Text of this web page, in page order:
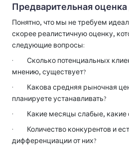
Предварительная
Понятно, что мы не требуем
скорее реалистичную оценку,
следующие вопросы:
· Сколько потенциальных
мнению, существует?
· Какова средняя рыночная
планируете устанавливать?
· Какие месяцы слабые, какие
· Количество конкурентов и
дифференциации от них?